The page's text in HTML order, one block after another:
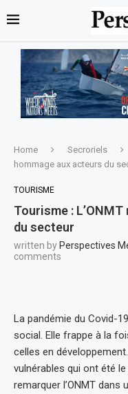
Home Secroriels
hommage aux acteurs du
TOURISME
Tourisme :
du secteur
written by Perspectives
comments
La pandémie du Covid-
social. Elle frappe à la
celles en
vulnérables qui ont été
remarquer l’ONMT dans